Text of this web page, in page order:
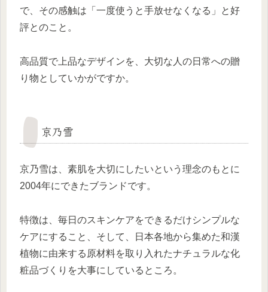
で、その感触は「一度使うと手放せなくなる」と好
評とのこと。
高品質で上品なデザインを、大切な人の日常への贈
り物としていかがですか。
京乃雪
京乃雪は、素肌を大切にしたいという理念のもとに
2004年にできたブランドです。
特徴は、毎日のスキンケアをできるだけシンプルな
ケアにすること、そして、日本各地から集めた和漢
植物に由来する原材料を取り入れたナチュラルな化
粧品づくりを大事にしているところ。